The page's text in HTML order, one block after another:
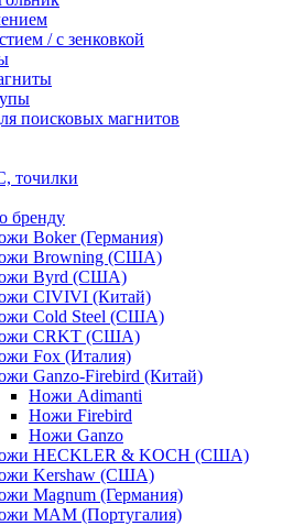
/ с зенковкой
поисковых магнитов
точилки
бренду
Boker (Германия)
Browning (США)
Byrd (США)
CIVIVI (Китай)
Cold Steel (США)
CRKT (США)
Fox (Италия)
Ganzo-Firebird (Китай)
Ножи Adimanti
Ножи Firebird
Ножи Ganzo
HECKLER & KOCH (США)
Kershaw (США)
Magnum (Германия)
MAM (Португалия)